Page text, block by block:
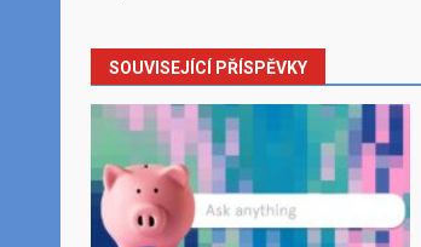
SOUVISEJÍCÍ PŘÍSPĚVKY